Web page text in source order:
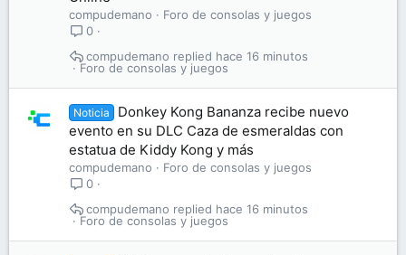
compudemano
Foro de consolas y juegos
0
Foro de consolas y juegos
hace 16 minutos
compudemano
Noticia
Donkey Kong Bananza recibe nuevo
evento en su DLC Caza de esmeraldas con
estatua de Kiddy Kong y más
compudemano
Foro de consolas y juegos
0
Foro de consolas y juegos
hace 16 minutos
compudemano